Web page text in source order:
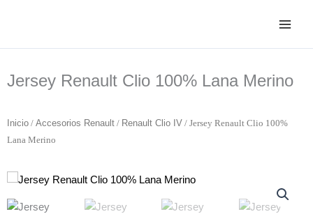
Jersey Renault Clio 100% Lana Merino
Inicio / Accesorios Renault / Renault Clio IV / Jersey Renault Clio 100%
Lana Merino